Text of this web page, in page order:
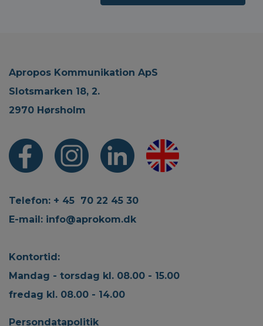
Apropos Kommunikation ApS
Slotsmarken 18, 2.
2970 Hørsholm
Telefon: + 45 70 22 45 30
E-mail: info@aprokom.dk
Kontortid:
Mandag - torsdag kl. 08.00 - 15.00
fredag kl. 08.00 - 14.00
Persondatapolitik